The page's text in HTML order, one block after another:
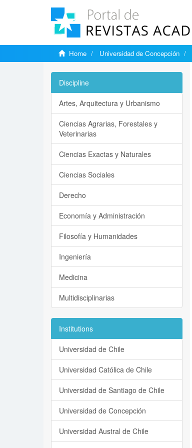
Home Universidad de Concepción
Discipline
Artes, Arquitectura y Urbanismo
Ciencias Agrarias, Forestales y
Veterinarias
Ciencias Exactas y Naturales
Ciencias Sociales
Derecho
Economía y Administración
Filosofía y Humanidades
Ingeniería
Medicina
Multidisciplinarias
Institutions
Universidad de Chile
Universidad Católica de Chile
Universidad de Santiago de Chile
Universidad de Concepción
Universidad Austral de Chile